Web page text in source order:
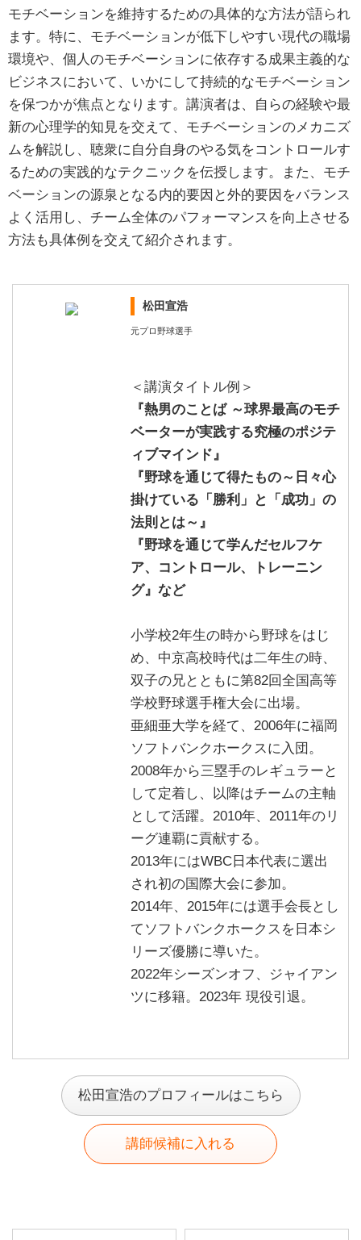
モチベーションを維持するための具体的な方法が語られ
ます。特に、モチベーションが低下しやすい現代の職場
環境や、個人のモチベーションに依存する成果主義的な
ビジネスにおいて、いかにして持続的なモチベーション
を保つかが焦点となります。講演者は、自らの経験や最
新の心理学的知見を交えて、モチベーションのメカニズ
ムを解説し、聴衆に自分自身のやる気をコントロールす
るための実践的なテクニックを伝授します。また、モチ
ベーションの源泉となる内的要因と外的要因をバランス
よく活用し、チーム全体のパフォーマンスを向上させる
方法も具体例を交えて紹介されます。
松田宣浩
元プロ野球選手
＜講演タイトル例＞
『熱男のことば ～球界最高のモチ
ベーターが実践する究極のポジテ
ィブマインド』
『野球を通じて得たもの～日々心
掛けている「勝利」と「成功」の
法則とは～』
『野球を通じて学んだセルフケ
ア、コントロール、トレーニン
グ』など
小学校2年生の時から野球をはじ
め、中京高校時代は二年生の時、
双子の兄とともに第82回全国高等
学校野球選手権大会に出場。
亜細亜大学を経て、2006年に福岡
ソフトバンクホークスに入団。
2008年から三塁手のレギュラーと
して定着し、以降はチームの主軸
として活躍。2010年、2011年のリ
ーグ連覇に貢献する。
2013年にはWBC日本代表に選出
され初の国際大会に参加。
2014年、2015年には選手会長とし
てソフトバンクホークスを日本シ
リーズ優勝に導いた。
2022年シーズンオフ、ジャイアン
ツに移籍。2023年 現役引退。
松田宣浩のプロフィールはこちら
講師候補に入れる